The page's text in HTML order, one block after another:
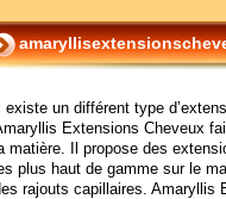
Il existe un différent type
Extensions Cheveux
matière. Il propose des
plus haut de gamme sur le
rajouts capillaires. Amaryllis